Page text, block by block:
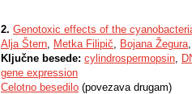
2. Genotoxic effects of the
Alja Štern, Metka Filipič, Bojana Žegura
Ključne besede: cylindrospermopsin,
gene expression
Celotno besedilo (povezava drugam)